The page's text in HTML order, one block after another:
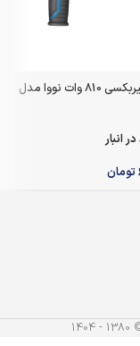
دریل 13 گیربکسی 810 وات نووا مدل
انبار
تومان